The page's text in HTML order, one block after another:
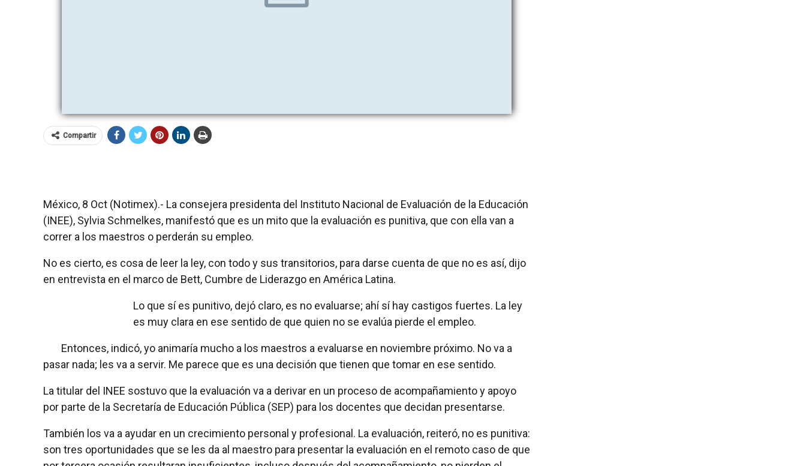
Compartir
México, 8 Oct (Notimex).- La consejera presidenta del Instituto Nacional de Evaluación de la Educación
(INEE), Sylvia Schmelkes, manifestó que es un mito que la evaluación es punitiva, que con ella van a
correr a los maestros o perderán su empleo.
No es cierto, es cosa de leer la ley, con todo y sus transitorios, para darse cuenta de que no es así, dijo
en entrevista en el marco de Bett, Cumbre de Liderazgo en América Latina.
Lo que sí es punitivo, dejó claro, es no evaluarse; ahí sí hay castigos fuertes. La ley
es muy clara en ese sentido de que quien no se evalúa pierde el empleo.
Entonces, indicó, yo animaría mucho a los maestros a evaluarse en noviembre próximo. No va a
pasar nada; les va a servir. Me parece que es una decisión que tienen que tomar en ese sentido.
La titular del INEE sostuvo que la evaluación va a derivar en un proceso de acompañamiento y apoyo
por parte de la Secretaría de Educación Pública (SEP) para los docentes que decidan presentarse.
También los va a ayudar en un crecimiento personal y profesional. La evaluación, reiteró, no es punitiva:
son tres oportunidades que se les da al maestro para presentar la evaluación en el remoto caso de que